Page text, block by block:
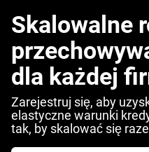
Skalowalne
dla każdej
Zarejestruj się, aby
elastyczne warunki
tak, by skalować się